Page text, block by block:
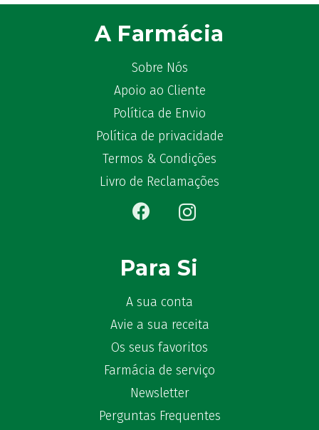
A Farmácia
Sobre Nós
Apoio ao Cliente
Política de Envio
Política de privacidade
Termos & Condições
Livro de Reclamações
Para Si
A sua conta
Avie a sua receita
Os seus favoritos
Farmácia de serviço
Newsletter
Perguntas Frequentes